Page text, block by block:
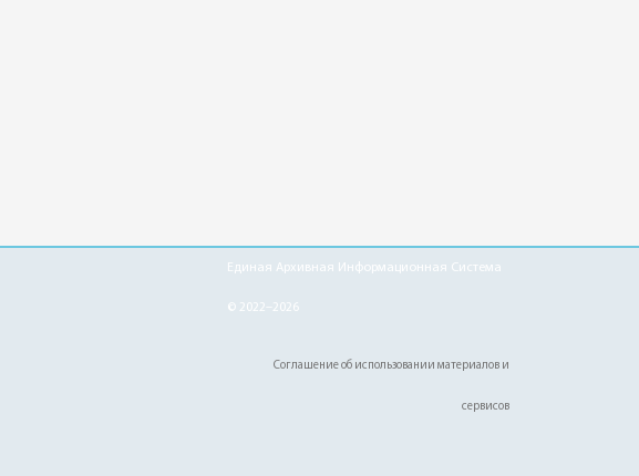
Единая Архивная Информационная Система
© 2022–2026
Соглашение об использовании материалов и
сервисов